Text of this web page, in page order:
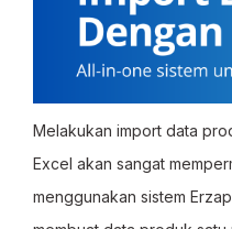
Melakukan import data
Excel akan sangat
menggunakan sistem